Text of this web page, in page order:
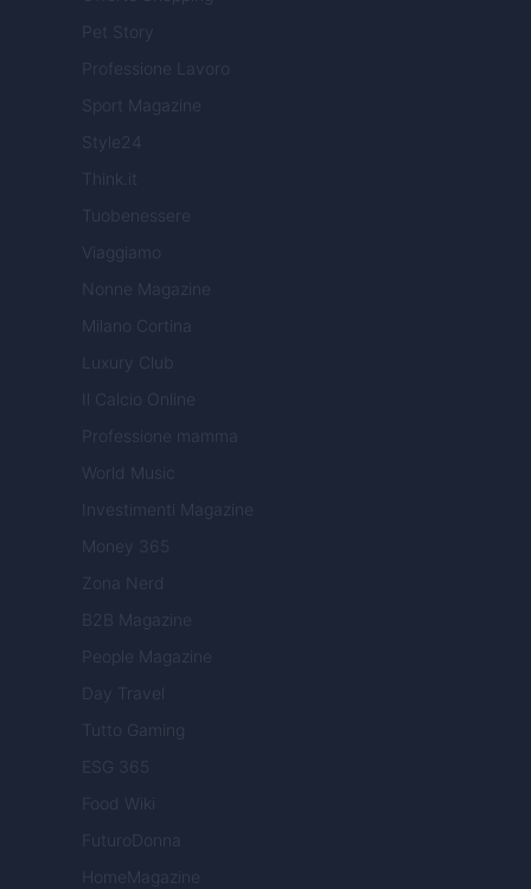
Pet Story
Professione Lavoro
Sport Magazine
Style24
Think.it
Tuobenessere
Viaggiamo
Nonne Magazine
Milano Cortina
Luxury Club
Il Calcio Online
Professione mamma
World Music
Investimenti Magazine
Money 365
Zona Nerd
B2B Magazine
People Magazine
Day Travel
Tutto Gaming
ESG 365
Food Wiki
FuturoDonna
HomeMagazine